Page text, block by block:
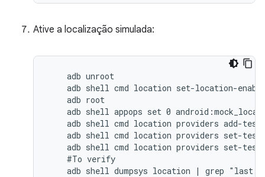
Ative a localização simulada:
    adb unroot
adb shell cmd location set-location-
    adb root
adb shell appops set 0
adb shell cmd location providers add-
adb shell cmd location providers set-
adb shell cmd location providers set-
    #To verify
adb shell dumpsys location | grep "last